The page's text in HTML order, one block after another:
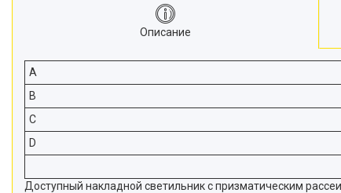
Описание
A
B
C
D
Доступный накладной светильник с призматическим